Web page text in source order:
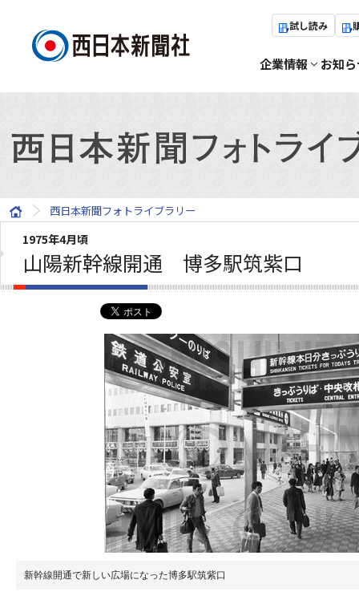
試し読み
企業情報 お知
西日本新聞フォトライブラリー
1975年4月頃
山陽新幹線開通 博多駅筑紫口
新幹線開通で新しい広場になった博多駅筑紫口